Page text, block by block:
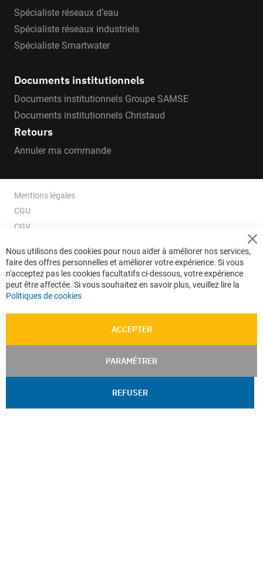
Spécialiste réseaux d’eau
Spécialiste réseaux industriels
Spécialiste Smartwater
Documents institutionnels
Documents institutionnels Groupe SAMSE
Documents institutionnels Christaud
Retours
Annuler ma commande
Mentions légales
CGU
CGV
Données personnelles
Confidentialité
Plan du site
Nous utilisons des cookies pour nous aider à améliorer nos services,
faire des offres personnelles et améliorer votre expérience. Si vous
n'acceptez pas les cookies facultatifs ci-dessous, votre expérience
peut être affectée. Si vous souhaitez en savoir plus, veuillez lire la
Politiques de cookies
ACCEPTER
PARAMÉTRER
REFUSER